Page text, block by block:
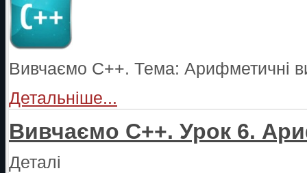
Вивчаємо С++. Тема: Арифметичні
Детальніше...
Вивчаємо С++. Урок 6.
Деталі